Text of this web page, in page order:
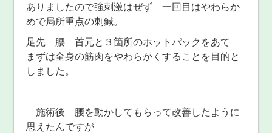
ありましたので強刺激はぜず 一回目はやわらか
めで局所重点の刺鍼。
足先 腰 首元と３箇所のホットパックをあて
まずは全身の筋肉をやわらかくすることを目的と
しました。
施術後 腰を動かしてもらって改善したように
思えたんですが